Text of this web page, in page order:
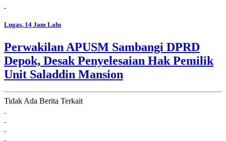
Lugas, 14 Jam Lalu
Perwakilan APUSM Sambangi DPRD
Depok, Desak Penyelesaian Hak Pemilik
Unit Saladdin Mansion
Tidak Ada Berita Terkait